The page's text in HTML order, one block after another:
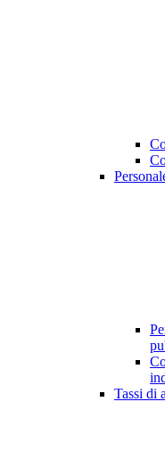
Tassi di